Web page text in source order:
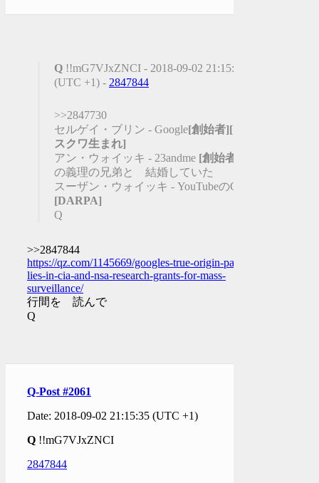
Q !!mG7VJxZNCI - 2018-09-02 21:15:35
(UTC +1) - 2847844
>>2847730
セルゲイ・ブリン - Google[創始者][モ
スクワ生まれ]
アン・ウォイッキ - 23andme [創始者]
の義理の兄弟と 結婚していた
スーザン・ウォイッキ - YouTubeのCEO
[DARPA]
Q
>>2847844
https://qz.com/1145669/googles-true-origin-partly-
lies-in-cia-and-nsa-research-grants-for-mass-
surveillance/
行間を 読んで
Q
Q-Post #2061
Date: 2018-09-02 21:15:35 (UTC +1)
Q !!mG7VJxZNCI
2847844